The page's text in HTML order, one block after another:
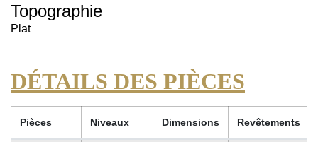
Topographie
Plat
DÉTAILS DES PIÈCES
Pièces Niveaux Dimensions Revêtements